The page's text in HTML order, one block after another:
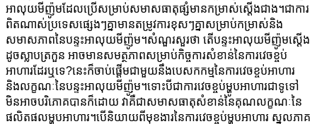
អាលុយមីញ៉ូមដែលប្រើសម្រាប់សមាសធាតុផ្សំមានកម្រាស់ស្តើងជាង។ជាការ
ពិតណាស់ប្រទេសផ្សេងៗគ្នាមានតម្រូវការខុសៗគ្នាសម្រាប់កម្រាស់និង
សមាសភាពនៃបន្ទះអាលុយមីញ៉ូម។សំណួរ​សួរថា តើ​បន្ទះ​អាលុយមីញ៉ូម​ស្តើង​
ដូច​ស្លាប​ត្រកួន អាច​មាន​សមត្ថភាព​សម្រាប់​កិច្ចការ​សំខាន់​នៃ​ការវេចខ្ចប់​
អាហារ​ដែរ​ឬទេ?នេះក៏ចាប់ផ្តើមជាមួយនឹងបេសកកម្មនៃការវេចខ្ចប់អាហារ
និងលក្ខណៈនៃបន្ទះអាលុយមីញ៉ូម។ទោះបីជាការវេចខ្ចប់ម្ហូបអាហារជាទូទៅ
មិនអាចបរិភោគបានក៏ដោយ វាគឺជាសមាសធាតុសំខាន់នៃគុណលក្ខណៈនៃ
ផលិតផលម្ហូបអាហារ។បើនិយាយពីមុខងារនៃការវេចខ្ចប់ម្ហូបអាហារ ស្នូលភាគ